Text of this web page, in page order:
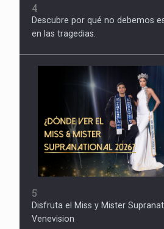
4
Descubre por qué no debemos
en las tragedias.
5
Disfruta el Miss y Mister
Venevision